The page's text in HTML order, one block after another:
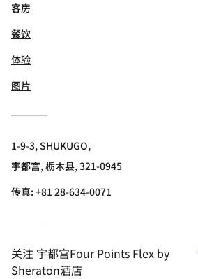
客房
餐饮
体验
图片
1-9-3, SHUKUGO,
宇都宫, 栃木县, 321-0945
传真:+81 28-634-0071
关注 宇都宫Four Points Flex by
Sheraton酒店